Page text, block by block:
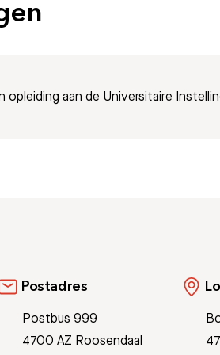
opleiding aan de Universitaire
Postadres
Postbus 999
4700 AZ Roosendaal